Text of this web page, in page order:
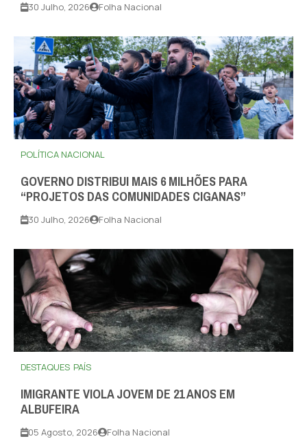
30 Julho, 2026 Folha Nacional
POLÍTICA NACIONAL
GOVERNO DISTRIBUI MAIS 6 MILHÕES PARA
“PROJETOS DAS COMUNIDADES CIGANAS”
30 Julho, 2026 Folha Nacional
DESTAQUES PAÍS
IMIGRANTE VIOLA JOVEM DE 21 ANOS EM
ALBUFEIRA
05 Agosto, 2026 Folha Nacional